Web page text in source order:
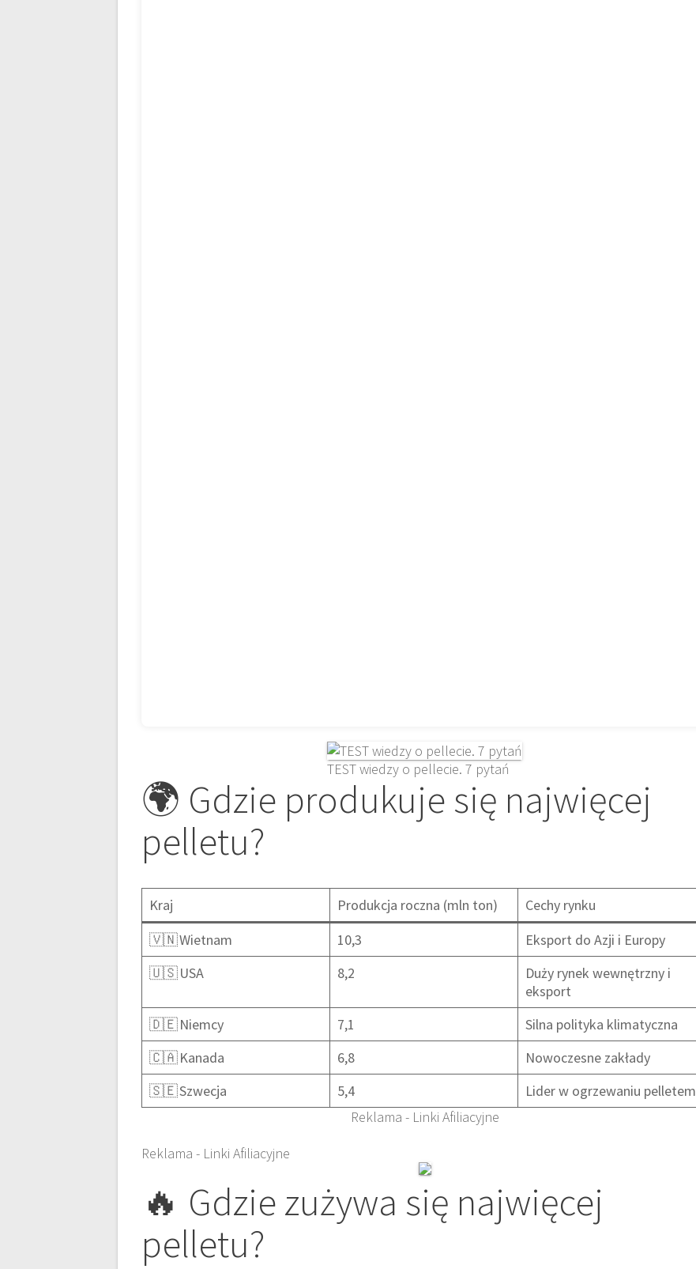
TEST wiedzy o pellecie. 7 pytań
🌍 Gdzie produkuje się najwięcej
pelletu?
Kraj Produkcja roczna (mln ton)
Cechy rynku
🇻🇳 Wietnam
10,3
Eksport do Azji i Europy
🇺🇸 USA
8,2
Duży rynek wewnętrzny i
eksport
🇩🇪 Niemcy
7,1
Silna polityka klimatyczna
🇨🇦 Kanada
6,8
Nowoczesne zakłady
🇸🇪 Szwecja
5,4
Lider w ogrzewaniu pelletem
Reklama - Linki Afiliacyjne
Reklama - Linki Afiliacyjne
🔥 Gdzie zużywa się najwięcej
pelletu?